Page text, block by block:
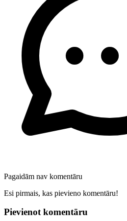
Pagaidām nav komentāru
Esi pirmais, kas pievieno komentāru!
Pievienot komentāru